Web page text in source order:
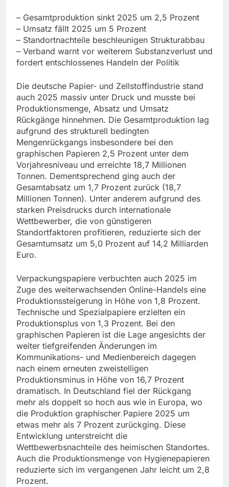
– Gesamtproduktion sinkt 2025 um 2,5 Prozent
– Umsatz fällt 2025 um 5 Prozent
– Standortnachteile beschleunigen Strukturabbau
– Verband warnt vor weiterem Substanzverlust und
fordert entschlossenes Handeln der Politik
Die deutsche Papier- und Zellstoffindustrie stand
auch 2025 massiv unter Druck und musste bei
Produktionsmenge, Absatz und Umsatz
Rückgänge hinnehmen. Die Gesamtproduktion lag
aufgrund des strukturell bedingten
Mengenrückgangs insbesondere bei den
graphischen Papieren 2,5 Prozent unter dem
Vorjahresniveau und erreichte 18,7 Millionen
Tonnen. Dementsprechend ging auch der
Gesamtabsatz um 1,7 Prozent zurück (18,7
Millionen Tonnen). Unter anderem aufgrund des
starken Preisdrucks durch internationale
Wettbewerber, die von günstigeren
Standortfaktoren profitieren, reduzierte sich der
Gesamtumsatz um 5,0 Prozent auf 14,2 Milliarden
Euro.
Verpackungspapiere verbuchten auch 2025 im
Zuge des weiterwachsenden Online-Handels eine
Produktionssteigerung in Höhe von 1,8 Prozent.
Technische und Spezialpapiere erzielten ein
Produktionsplus von 1,3 Prozent. Bei den
graphischen Papieren ist die Lage angesichts der
weiter tiefgreifenden Änderungen im
Kommunikations- und Medienbereich dagegen
nach einem erneuten zweistelligen
Produktionsminus in Höhe von 16,7 Prozent
dramatisch. In Deutschland fiel der Rückgang
mehr als doppelt so hoch aus wie in Europa, wo
die Produktion graphischer Papiere 2025 um
etwas mehr als 7 Prozent zurückging. Diese
Entwicklung unterstreicht die
Wettbewerbsnachteile des heimischen Standortes.
Auch die Produktionsmenge von Hygienepapieren
reduzierte sich im vergangenen Jahr leicht um 2,8
Prozent.